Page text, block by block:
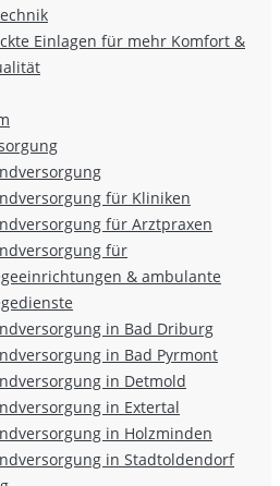
Einlagen für mehr Komfort &
für Kliniken
für Arztpraxen
für
& ambulante
in Bad Driburg
in Bad Pyrmont
in Detmold
in Extertal
in Holzminden
in Stadtoldendorf